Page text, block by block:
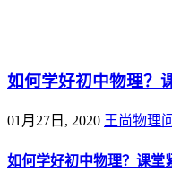
如何学好初中物理？
01月27日, 2020 王尚物理
如何学好初中物理？课堂